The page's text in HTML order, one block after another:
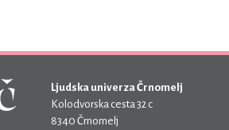
Ljudska univerza Črnomelj
Kolodvorska cesta 32 c
8340 Črnomelj